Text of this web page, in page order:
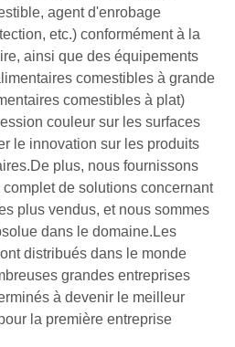
agent d'enrobage
etc.) conformément à la
ainsi que des équipements
comestibles à grande
comestibles à plat)
couleur sur les surfaces
le innovation sur les produits
plus, nous fournissons
de solutions concernant
plus vendus, et nous sommes
dans le domaine.Les
distribués dans le monde
grandes entreprises
à devenir le meilleur
la première entreprise